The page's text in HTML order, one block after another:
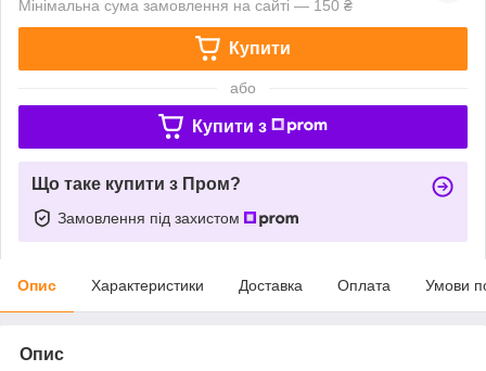
Мінімальна сума замовлення на сайті — 150 ₴
Купити
або
Купити з
Що таке купити з Пром?
Замовлення під захистом
Опис Характеристики Доставка Оплата Умови
Опис